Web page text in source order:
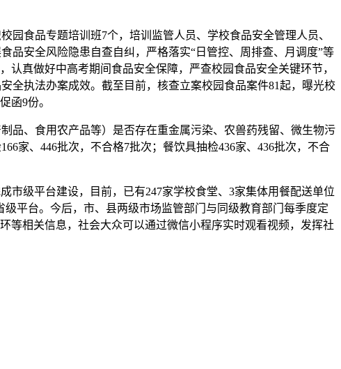
食品专题培训班7个，培训监管人员、学校食品安全管理人员、
品安全风险隐患自查自纠，严格落实“日管控、周排查、月调度”等
真做好中高考期间食品安全保障，严查校园食品安全关键环节，
全执法办案成效。截至目前，核查立案校园食品案件81起，曝光校
促函9份。
品、食用农产品等）是否存在重金属污染、农兽药残留、微生物污
家、446批次，不合格7批次；餐饮具抽检436家、436批次，不合
市级平台建设，目前，已有247家学校食堂、3家集体用餐配送单位
平台。今后，市、县两级市场监管部门与同级教育部门每季度定
等相关信息，社会大众可以通过微信小程序实时观看视频，发挥社